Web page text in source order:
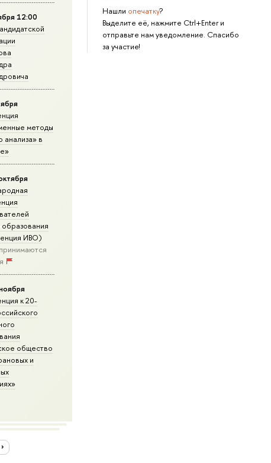
12:00
методы
анализа» в
ИВО)
принимаются
к 20-
общество
и
Нашли опечатку?
Выделите её, нажмите Ctrl+Enter и
отправьте нам уведомление. Спасибо
за участие!